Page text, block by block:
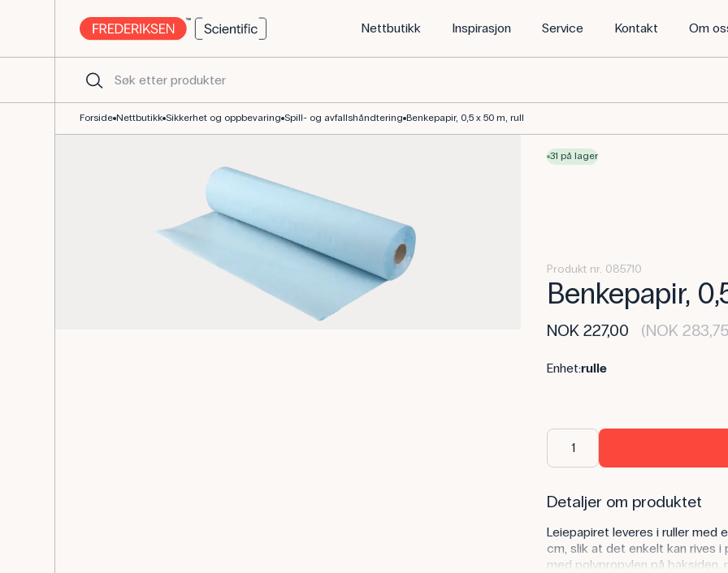
Nettbutikk Inspirasjon Service Kontakt Om
Forside Nettbutikk Sikkerhet og oppbevaring Spill- og avfallshåndtering Benkepapir, 0,5 x 50 m, rull
31 på lager
Produkt nr. 085710
Benkepapir,
NOK 227,00 (NOK
Enhet:rulle
Detaljer om produktet
Leiepapiret leveres i ruller med
cm, slik at det enkelt kan rives i
med polypropylen på